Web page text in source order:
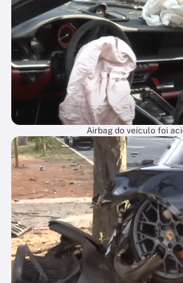
Airbag do veículo foi